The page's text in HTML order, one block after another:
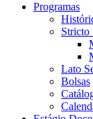
Programas
Stricto
Lato
Bolsas